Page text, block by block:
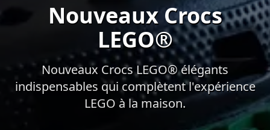
Nouveaux Crocs
LEGO®
Nouveaux Crocs LEGO® élégants
indispensables qui complètent l'expérience
LEGO à la maison.